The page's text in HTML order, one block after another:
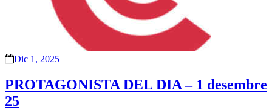
Dic 1, 2025
PROTAGONISTA DEL DIA – 1 desembre
25